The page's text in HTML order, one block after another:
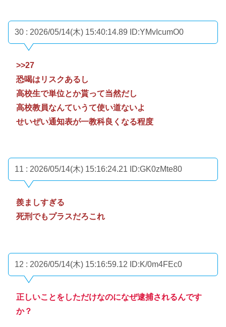
30 : 2026/05/14(木) 15:40:14.89 ID:YMvIcumO0
>>27
恐喝はリスクあるし
高校生で単位とか貰って当然だし
高校教員なんていうて使い道ないよ
せいぜい通知表が一教科良くなる程度
11 : 2026/05/14(木) 15:16:24.21 ID:GK0zMte80
羨ましすぎる
死刑でもプラスだろこれ
12 : 2026/05/14(木) 15:16:59.12 ID:K/0m4FEc0
正しいことをしただけなのになぜ逮捕されるんです
か？